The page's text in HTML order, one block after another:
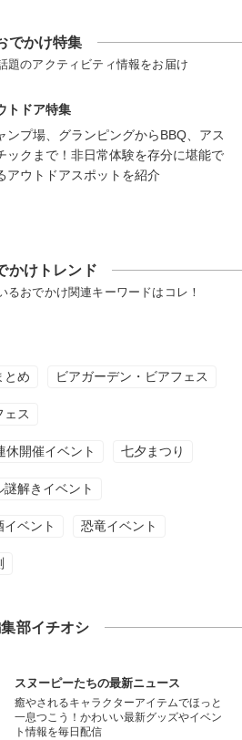
でかけ特集
題のアクティビティ情報をお届け
トドア特集
ンプ場、グランピングからBBQ、アス
ックまで！非日常体験を存分に堪能で
アウトドアスポットを紹介
かけトレンド
るおでかけ関連キーワードはコレ！
とめ ビアガーデン・ビアフェス
ェス
開催イベント 七夕まつり
謎解きイベント
イベント 恐竜イベント
部イチオシ
スヌーピーたちの最新ニュース
癒やされるキャラクターアイテムでほっと
一息つこう！かわいい最新グッズやイベン
ト情報を毎日配信